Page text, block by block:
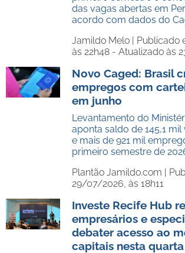
das vagas abertas em
acordo com dados do
Jamildo Melo | Publicado
às 22h48 - Atualizado às
Novo Caged: Brasil
empregos com
em junho
Levantamento do
aponta saldo de 145,1
e mais de 921 mil
primeiro semestre de
Plantão Jamildo.com |
29/07/2026, às 18h11
Investe Recife Hub
empresários e
debater acesso ao
capitais nesta quarta